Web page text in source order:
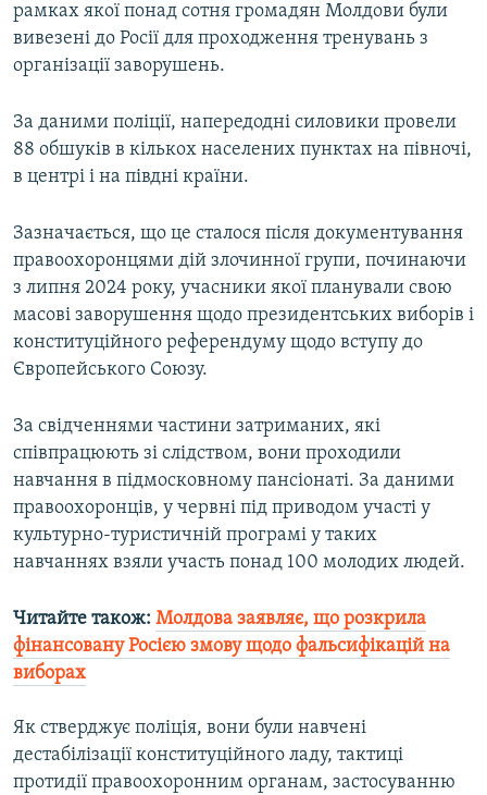
ДОЛУЧАЙСЯ!
Усі сайти RFE/RL
рамках якої понад сотня громадян Молдови були
вивезені до Росії для проходження тренувань з
організації заворушень.
За даними поліції, напередодні силовики провели
88 обшуків в кількох населених пунктах на півночі,
в центрі і на півдні країни.
Зазначається, що це сталося після документування
правоохоронцями дій злочинної групи, починаючи
з липня 2024 року, учасники якої планували свою
масові заворушення щодо президентських виборів і
конституційного референдуму щодо вступу до
Європейського Союзу.
За свідченнями частини затриманих, які
співпрацюють зі слідством, вони проходили
навчання в підмосковному пансіонаті. За даними
правоохоронців, у червні під приводом участі у
культурно-туристичній програмі у таких
навчаннях взяли участь понад 100 молодих людей.
Читайте також: Молдова заявляє, що розкрила
фінансовану Росією змову щодо фальсифікацій на
виборах
Як стверджує поліція, вони були навчені
дестабілізації конституційного ладу, тактиці
протидії правоохоронним органам, застосуванню